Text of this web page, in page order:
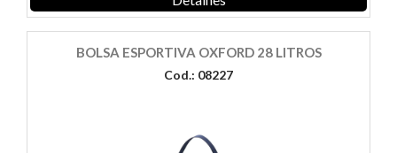
BOLSA ESPORTIVA OXFORD 28 LITROS
Cod.: 08227